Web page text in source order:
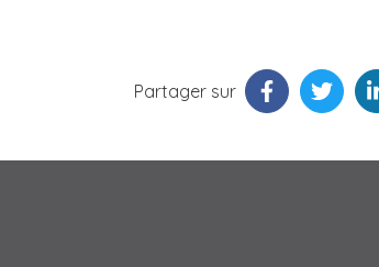
Partager sur